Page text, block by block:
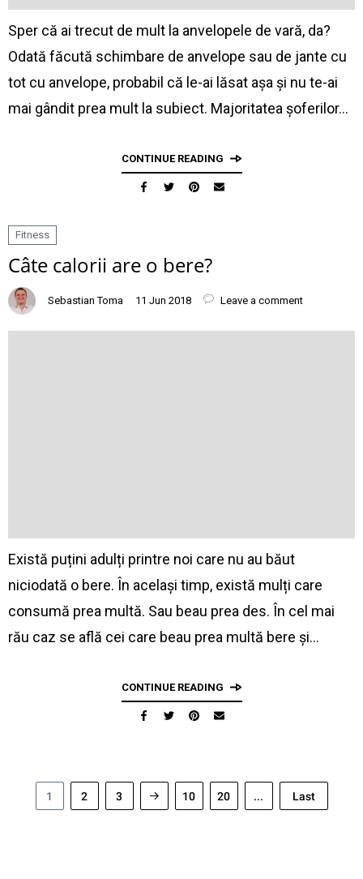
Sper că ai trecut de mult la anvelopele de vară, da?
Odată făcută schimbare de anvelope sau de jante cu
tot cu anvelope, probabil că le-ai lăsat așa și nu te-ai
mai gândit prea mult la subiect. Majoritatea șoferilor…
CONTINUE READING
Fitness
Câte calorii are o bere?
Sebastian Toma 11 Jun 2018 Leave a comment
Există puțini adulți printre noi care nu au băut
niciodată o bere. În același timp, există mulți care
consumă prea multă. Sau beau prea des. În cel mai
rău caz se află cei care beau prea multă bere și…
CONTINUE READING
1 2 3 10 20 ... Last